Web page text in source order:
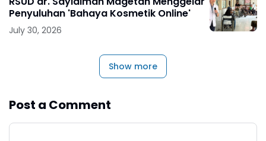
Penyuluhan 'Bahaya Kosmetik Online'
July 30, 2026
Show more
Post a Comment